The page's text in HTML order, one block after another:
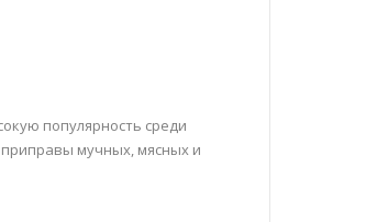
популярность среди
мучных, мясных и